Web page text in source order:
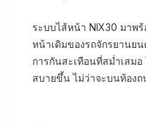
ระบบไส้หน้า NIX30 มาพ
หน้าเดิมของรถจักรยานย
การกันสะเทือนที่สม่ำเสม
สบายขึ้น ไม่ว่าจะบนท้อง